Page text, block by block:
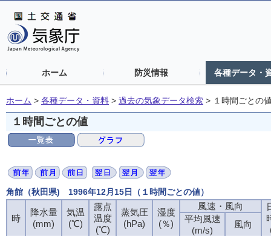
ホーム 防災情報 各種データ・
ホーム > 各種データ・資料 > 過去の気象データ検索 > １時間ごとの
１時間ごとの値
角館（秋田県) 1996年12月15日（１時間ごとの値）
時
降水量
(mm)
気温
(℃)
露点
温度
(℃)
蒸気圧
(hPa)
湿度
(％)
風速・風向
平均風速
(m/s)
風向
時
降水量
(mm)
気温
(℃)
露点
温度
(℃)
蒸気圧
(hPa)
湿度
(％)
風速・風向
平均風速
(m/s)
風向
時
降水量
(mm)
気温
(℃)
露点
温度
(℃)
蒸気圧
(hPa)
湿度
(％)
風速・風向
平均風速
(m/s)
風向
時
降水量
(mm)
気温
(℃)
露点
温度
(℃)
蒸気圧
(hPa)
湿度
(％)
風速・風向
平均風速
(m/s)
風向